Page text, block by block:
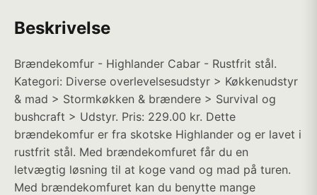
Beskrivelse
Brændekomfur - Highlander Cabar - Rustfrit stål.
Kategori: Diverse overlevelsesudstyr > Køkkenudstyr
& mad > Stormkøkken & brændere > Survival og
bushcraft > Udstyr. Pris: 229.00 kr. Dette
brændekomfur er fra skotske Highlander og er lavet i
rustfrit stål. Med brændekomfuret får du en
letvægtig løsning til at koge vand og mad på turen.
Med brændekomfuret kan du benytte mange